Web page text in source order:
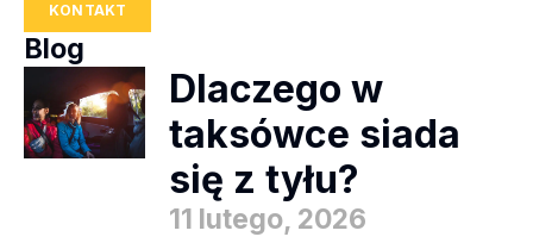
KONTAKT
Blog
Dlaczego w
taksówce siada
się z tyłu?
11 lutego, 2026